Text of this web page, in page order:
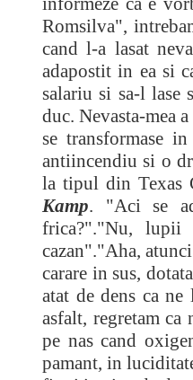
Romsilva",
cand l-a lasat
adapostit in ea si
salariu si sa-l lase
duc. Nevasta-mea
se transformase
antiincendiu si o
la tipul din Texas
Kamp. "Aci se
frica?"."Nu, lupii
cazan"."Aha,
carare in sus,
atat de dens ca
asfalt, regretam
pe nas cand
pamant, in